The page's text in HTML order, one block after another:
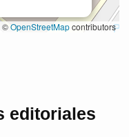
editoriales